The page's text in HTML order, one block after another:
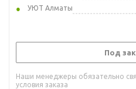
УЮТ Алматы
Под
Наши менеджеры обязательно
условия заказа